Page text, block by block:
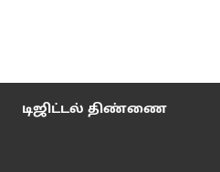
டிஜிட்டல் திண்ணை